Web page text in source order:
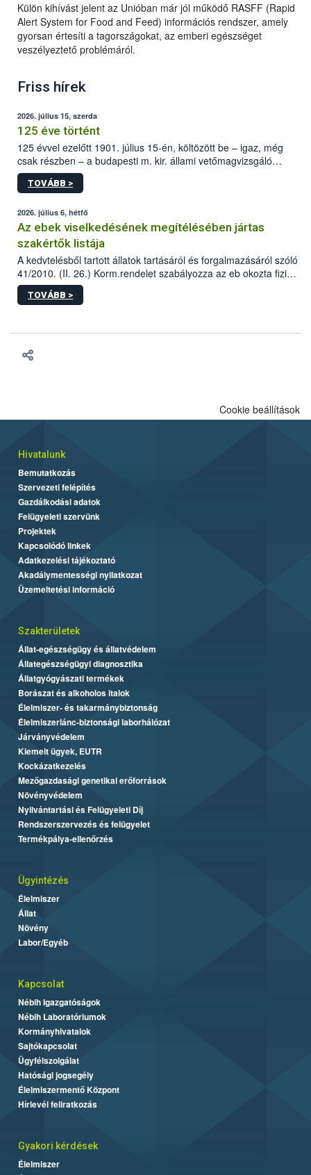
Külön kihívást jelent az Unióban már jól működő RASFF (Rapid
Alert System for Food and Feed) információs rendszer, amely
gyorsan értesíti a tagországokat, az emberi egészséget
veszélyeztető problémáról.
Friss hírek
2026. július 15, szerda
125 éve történt
125 évvel ezelőtt 1901. július 15-én, költözött be – igaz, még
csak részben – a budapesti m. kir. állami vetőmagvizsgáló
állomás a Kis Rókus utca 15. szám alatti, Czigler Győző által
tervezett új épületébe.
TOVÁBB >
2026. július 6, hétfő
Az ebek viselkedésének megítélésében jártas
szakértők listája
A kedvtelésből tartott állatok tartásáról és forgalmazásáról szóló
41/2010. (II. 26.) Korm.rendelet szabályozza az eb okozta fizikai
sérülés, illetve ennek veszélye keletkezésekor felmerülő
hatósági feladatokat, valamint a veszélyes eb tartását és annak
TOVÁBB >
Cookie beállítások
Hivatalunk
Bemutatkozás
Szervezeti felépítés
Gazdálkodási adatok
Felügyeleti szervünk
Projektek
Kapcsolódó linkek
Adatkezelési tájékoztató
Akadálymentességi nyilatkozat
Üzemeltetési információ
Szakterületek
Állat-egészségügy és állatvédelem
Állategészségügyi diagnosztika
Állatgyógyászati termékek
Borászat és alkoholos italok
Élelmiszer- és takarmánybiztonság
Élelmiszerlánc-biztonsági laborhálózat
Járványvédelem
Kiemelt ügyek, EUTR
Kockázatkezelés
Mezőgazdasági genetikai erőforrások
Növényvédelem
Nyilvántartási és Felügyeleti Díj
Rendszerszervezés és felügyelet
Termékpálya-ellenőrzés
Ügyintézés
Élelmiszer
Állat
Növény
Labor/Egyéb
Kapcsolat
Nébih Igazgatóságok
Nébih Laboratóriumok
Kormányhivatalok
Sajtókapcsolat
Ügyfélszolgálat
Hatósági jogsegély
Élelmiszermentő Központ
Hírlevél feliratkozás
Gyakori kérdések
Élelmiszer